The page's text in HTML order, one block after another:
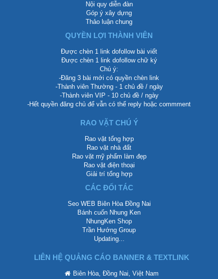
Nội quy diễn đàn
Góp ý xây dựng
Thảo luận chung
QUYỀN LỢI THÀNH VIÊN
Được chèn 1 link dofollow bài viết
Được chèn 1 link dofollow chữ ký
Chú ý:
-Đăng 3 bài mới có quyền chèn link
-Thành viên Thường - 1 chủ đề / ngày
-Thành viên VIP - 10 chủ đề / ngày
-Hết quyền đăng chủ để vẫn có thể reply hoặc commment
RAO VẶT CHÚ Ý
Rao vặt tổng hợp
Rao vặt nhà đất
Rao vặt mỹ phẩm làm đẹp
Rao vặt điện thoại
Giải trí tổng hợp
CÁC ĐỐI TÁC
Seo WEB Biên Hòa Đồng Nai
Bánh cuốn Nhung Ken
NhungKen Shop
Trần Hướng Group
Updating...
LIÊN HỆ QUẢNG CÁO BANNER & TEXTLINK
Biên Hòa, Đồng Nai, Việt Nam